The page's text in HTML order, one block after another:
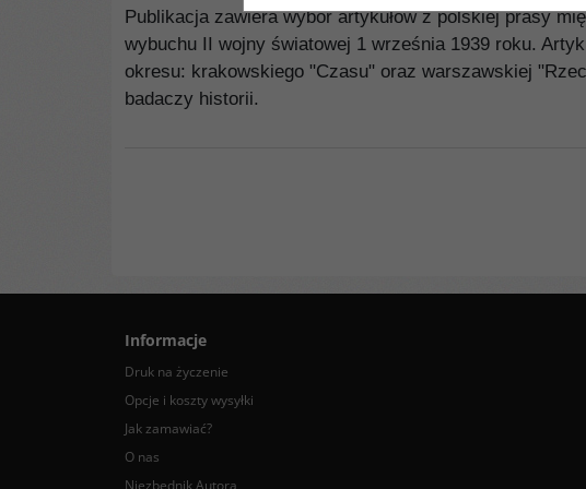
Publikacja zawiera wybór artykułów z polskiej prasy
wybuchu II wojny światowej 1 września 1939 roku.
okresu: krakowskiego "Czasu" oraz warszawskiej
badaczy historii.
Informacje
Druk na życzenie
Opcje i koszty wysyłki
Jak zamawiać?
O nas
Niezbędnik Autora